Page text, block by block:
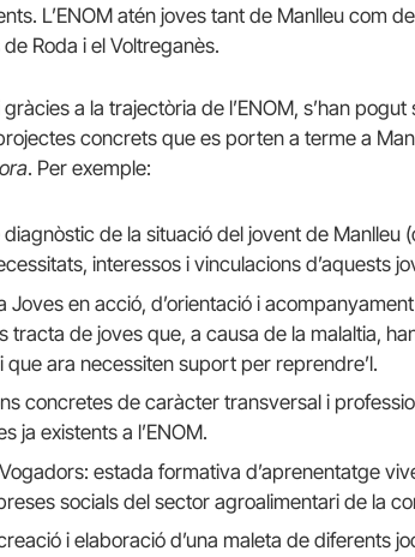
L’ENOM atén joves tant de Manlleu com
Roda i el Voltreganès.
gràcies a la trajectòria de l’ENOM, s’han
concrets que es porten a terme a
. Per exemple:
diagnòstic de la situació del jovent de Manlleu
interessos i vinculacions d’aquests
Joves en acció, d’orientació i
tracta de joves que, a causa de la malaltia,
que ara necessiten suport per reprendre’l.
concretes de caràcter transversal i
ja existents a l’ENOM.
estada formativa d’aprenentatge
socials del sector agroalimentari de la
i elaboració d’una maleta de diferents